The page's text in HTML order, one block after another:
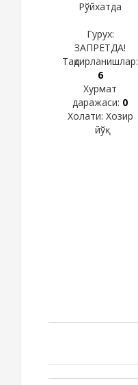
Рўйхатда
Гурух:
ЗАПРЕТДА!
Тақдирланишлар:
6
Хурмат
даражаси: 0
Холати: Хозир
йўқ